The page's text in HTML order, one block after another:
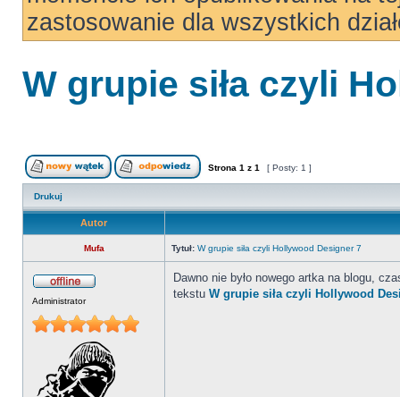
zastosowanie dla wszystkich
W grupie siła czyli
Strona 1 z 1 [ Posty: 1 ]
Drukuj
Autor
Mufa Tytuł: W grupie siła czyli Hollywood Designer 7
Administrator
Dawno nie było nowego artka na blogu,
tekstu W grupie siła czyli Hollywood